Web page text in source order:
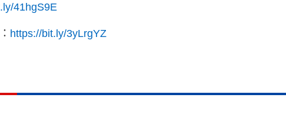
41hgS9E
https://bit.ly/3yLrgYZ